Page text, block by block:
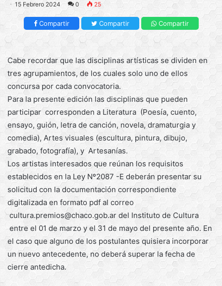
15 Febrero 2024 0 25
Compartir Compartir Compartir
Cabe recordar que las disciplinas artísticas se dividen en
tres agrupamientos, de los cuales solo uno de ellos
concursa por cada convocatoria.
Para la presente edición las disciplinas que pueden
participar corresponden a Literatura (Poesía, cuento,
ensayo, guión, letra de canción, novela, dramaturgia y
comedia), Artes visuales (escultura, pintura, dibujo,
grabado, fotografía), y Artesanías.
Los artistas interesados que reúnan los requisitos
establecidos en la Ley Nº2087 -E deberán presentar su
solicitud con la documentación correspondiente
digitalizada en formato pdf al correo
cultura.premios@chaco.gob.ar del Instituto de Cultura
entre el 01 de marzo y el 31 de mayo del presente año. En
el caso que alguno de los postulantes quisiera incorporar
un nuevo antecedente, no deberá superar la fecha de
cierre antedicha.